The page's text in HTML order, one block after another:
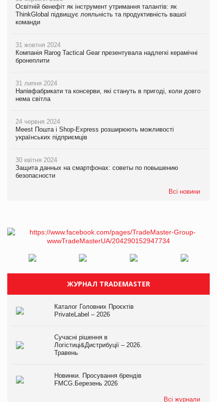
Освітній бенефіт як інструмент утримання талантів: як
ThinkGlobal підвищує лояльність та продуктивність вашої
команди
31 жовтня 2024
Компанія Rarog Tactical Gear презентувала надлегкі керамічні
бронеплити
31 липня 2024
Напівфабрикати та консерви, які стануть в пригоді, коли довго
нема світла
24 червня 2024
Meest Пошта і Shop-Express розширюють можливості
українських підприємців
30 квітня 2024
Защита данных на смартфонах: советы по повышению
безопасности
Всі новини
ЖУРНАЛ TRADEMASTER
Каталог Головних Проєктів
PrivateLabel – 2026
Сучасні рішення в
Логістиці&Дистрибуції – 2026.
Травень
Новинки. Просування брендів
FMCG.Березень 2026
Всі журнали